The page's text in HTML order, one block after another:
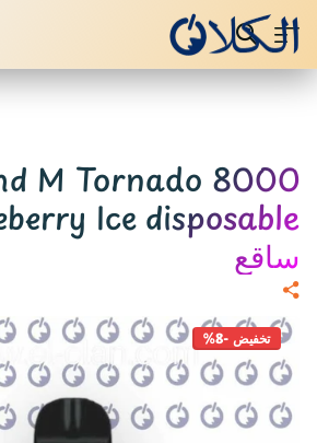
M Tornado 8000
ساقع
تخفيض -8%